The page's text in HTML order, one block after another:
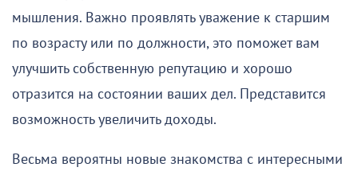
мышления. Важно проявлять уважение к старшим
по возрасту или по должности, это поможет вам
улучшить собственную репутацию и хорошо
отразится на состоянии ваших дел. Представится
возможность увеличить доходы.
Весьма вероятны новые знакомства с интересными